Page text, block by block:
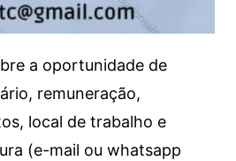
a oportunidade de
remuneração,
local de trabalho e
(e-mail ou whatsapp